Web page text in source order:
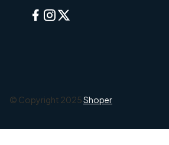
© Copyright 2025Shoper